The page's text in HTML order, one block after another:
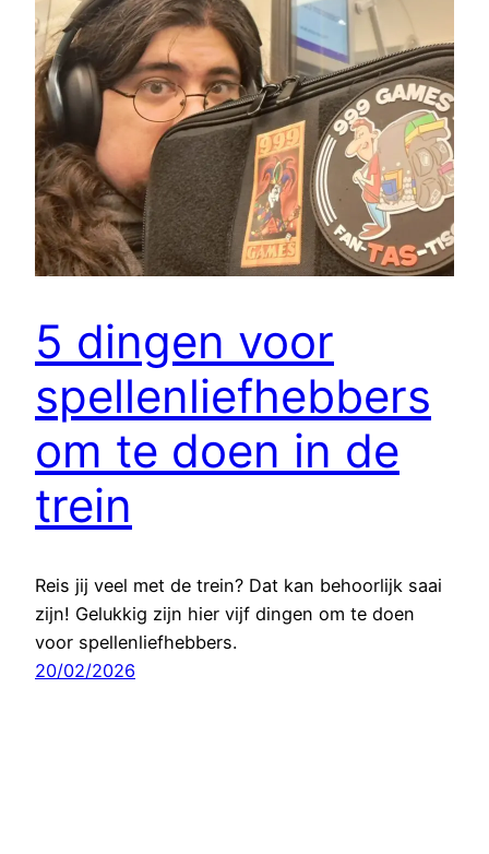
5 dingen voor
spellenliefhebbers
om te doen in de
trein
Reis jij veel met de trein? Dat kan behoorlijk saai
zijn! Gelukkig zijn hier vijf dingen om te doen
voor spellenliefhebbers.
20/02/2026